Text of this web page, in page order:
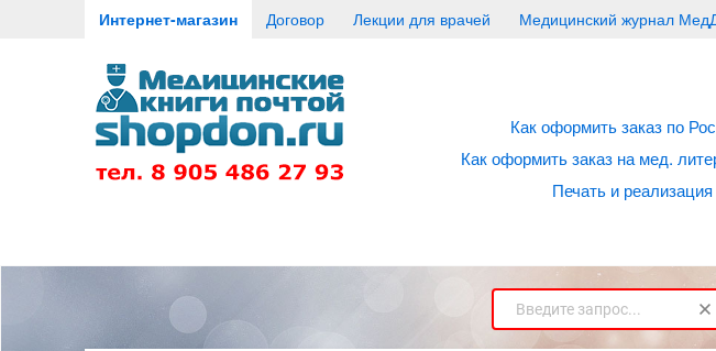
Интернет-магазин Договор Лекции для врачей Медицинский журнал
Как оформить заказ по
Как оформить заказ на мед.
Печать и